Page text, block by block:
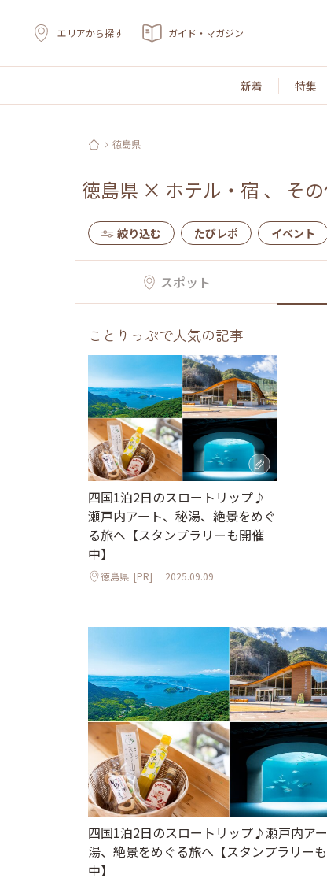
エリアから探す ガイド・マガジン
新着 特集
徳島県
徳島県 × ホテル・宿 、 そ
絞り込む たびレポ イベント
スポット
ことりっぷで人気の記事
四国1泊2日のスロートリップ♪
瀬戸内アート、秘湯、絶景をめぐ
る旅へ【スタンプラリーも開催
中】
徳島県 [PR] 2025.09.09
四国1泊2日のスロートリップ♪瀬戸内ア
湯、絶景をめぐる旅へ【スタンプラリー
中】